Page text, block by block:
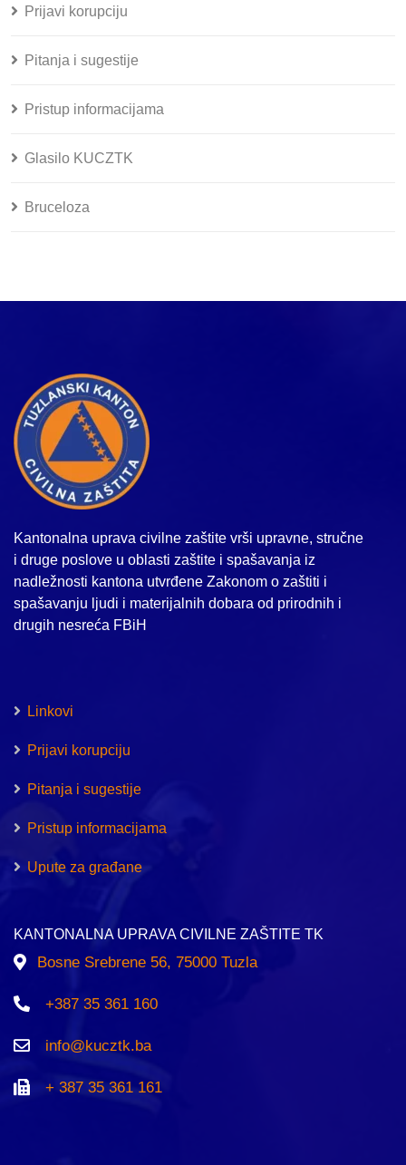
Prijavi korupciju
Pitanja i sugestije
Pristup informacijama
Glasilo KUCZTK
Bruceloza
Kantonalna uprava civilne zaštite vrši upravne, stručne
i druge poslove u oblasti zaštite i spašavanja iz
nadležnosti kantona utvrđene Zakonom o zaštiti i
spašavanju ljudi i materijalnih dobara od prirodnih i
drugih nesreća FBiH
Linkovi
Prijavi korupciju
Pitanja i sugestije
Pristup informacijama
Upute za građane
KANTONALNA UPRAVA CIVILNE ZAŠTITE TK
Bosne Srebrene 56, 75000 Tuzla
+387 35 361 160
info@kucztk.ba
+ 387 35 361 161